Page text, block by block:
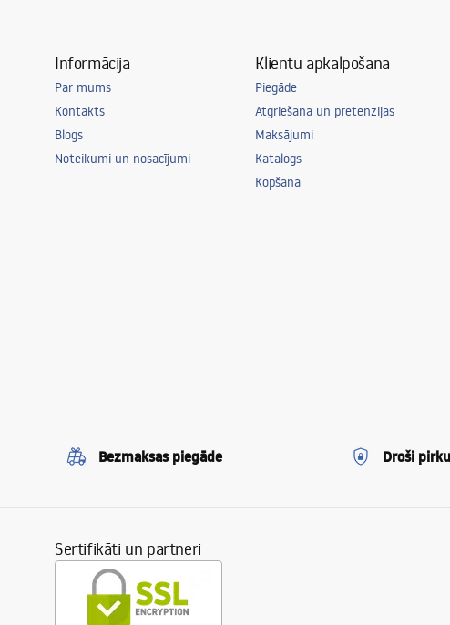
Informācija
Par mums
Kontakts
Blogs
Noteikumi un nosacījumi
Klientu apkalpošana
Piegāde
Atgriešana un pretenzijas
Maksājumi
Katalogs
Kopšana
Bezmaksas piegāde Droši
Sertifikāti un partneri